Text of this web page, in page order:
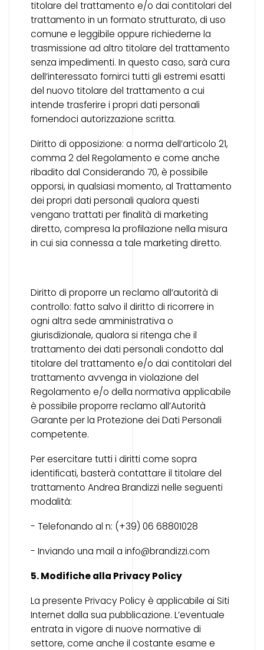
titolare del trattamento e/o dai contitolari del
trattamento in un formato strutturato, di uso
comune e leggibile oppure richiederne la
trasmissione ad altro titolare del trattamento
senza impedimenti. In questo caso, sarà cura
dell’interessato fornirci tutti gli estremi esatti
del nuovo titolare del trattamento a cui
intende trasferire i propri dati personali
fornendoci autorizzazione scritta.
Diritto di opposizione: a norma dell’articolo 21,
comma 2 del Regolamento e come anche
ribadito dal Considerando 70, è possibile
opporsi, in qualsiasi momento, al Trattamento
dei propri dati personali qualora questi
vengano trattati per finalità di marketing
diretto, compresa la profilazione nella misura
in cui sia connessa a tale marketing diretto.
Diritto di proporre un reclamo all’autorità di
controllo: fatto salvo il diritto di ricorrere in
ogni altra sede amministrativa o
giurisdizionale, qualora si ritenga che il
trattamento dei dati personali condotto dal
titolare del trattamento e/o dai contitolari del
trattamento avvenga in violazione del
Regolamento e/o della normativa applicabile
è possibile proporre reclamo all’Autorità
Garante per la Protezione dei Dati Personali
competente.
Per esercitare tutti i diritti come sopra
identificati, basterà contattare il titolare del
trattamento Andrea Brandizzi nelle seguenti
modalità:
- Telefonando al n: (+39) 06 68801028
- Inviando una mail a info@brandizzi.com
5. Modifiche alla Privacy Policy
La presente Privacy Policy è applicabile ai Siti
Internet dalla sua pubblicazione. L’eventuale
entrata in vigore di nuove normative di
settore, come anche il costante esame e